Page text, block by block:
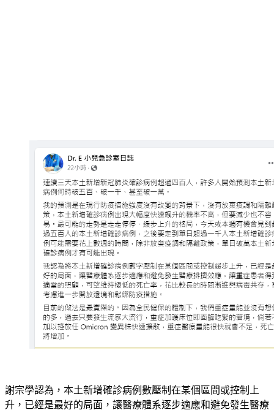
謝宗學認為，本土新增確診病例數壓制在某個區間或控制上
升，已經是最好的局面，讓醫療體系逐步適應和避免發生醫療